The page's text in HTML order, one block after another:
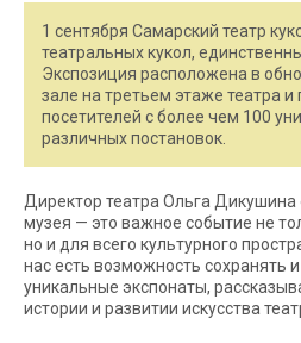
1 сентября Самарский театр
театральных кукол,
Экспозиция расположена в
зале на третьем этаже театра и
посетителей с более чем 100
различных постановок.
Директор театра Ольга Дикушина
музея — это важное событие не
но и для всего культурного
нас есть возможность сохранять
уникальные экспонаты,
истории и развитии искусства